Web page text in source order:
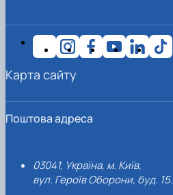
Поштова адреса
03041, Україна, м. Київ,
вул. Героїв Оборони, буд. 15.
Карта сайту